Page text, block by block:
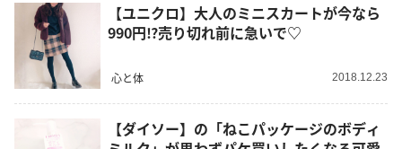
【ユニクロ】大人のミニスカートが今なら
990円⁉︎売り切れ前に急いで♡
心と体 2018.12.23
【ダイソー】の「ねこパッケージのボディ